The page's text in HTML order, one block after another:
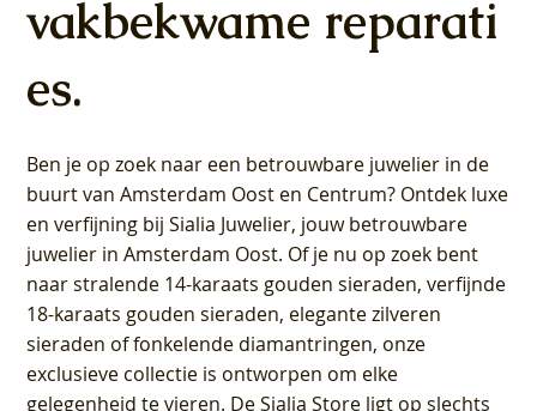
vakbekwame reparati
es.
Ben je op zoek naar een betrouwbare juwelier in de
buurt van Amsterdam Oost en Centrum? Ontdek luxe
en verfijning bij Sialia Juwelier, jouw betrouwbare
juwelier in Amsterdam Oost. Of je nu op zoek bent
naar stralende 14-karaats gouden sieraden, verfijnde
18-karaats gouden sieraden, elegante zilveren
sieraden of fonkelende diamantringen, onze
exclusieve collectie is ontworpen om elke
gelegenheid te vieren. De Sialia Store ligt op slechts